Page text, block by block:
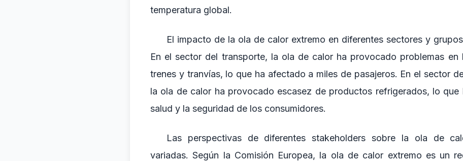
temperatura global.
El impacto de la ola de calor extremo en diferentes sectores y
En el sector del transporte, la ola de calor ha provocado problemas en
trenes y tranvías, lo que ha afectado a miles de pasajeros. En el sector
la ola de calor ha provocado escasez de productos refrigerados, lo que
salud y la seguridad de los consumidores.
Las perspectivas de diferentes stakeholders sobre la ola de
variadas. Según la Comisión Europea, la ola de calor extremo es un